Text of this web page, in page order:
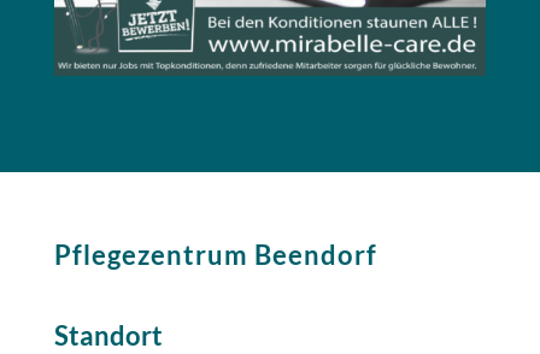
Pflegezentrum Beendorf
Standort